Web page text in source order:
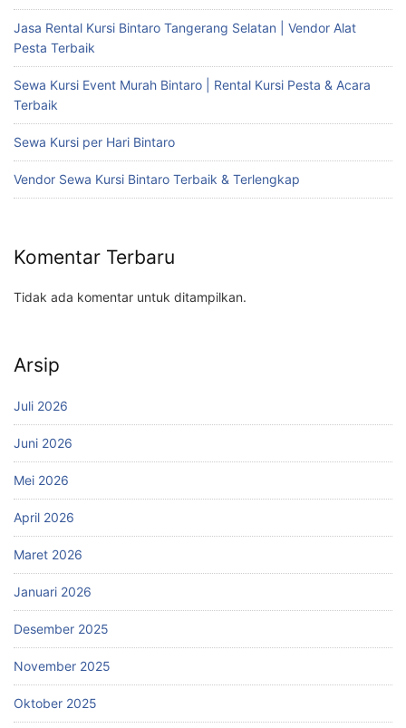
Jasa Rental Kursi Bintaro Tangerang Selatan | Vendor Alat
Pesta Terbaik
Sewa Kursi Event Murah Bintaro | Rental Kursi Pesta & Acara
Terbaik
Sewa Kursi per Hari Bintaro
Vendor Sewa Kursi Bintaro Terbaik & Terlengkap
Komentar Terbaru
Tidak ada komentar untuk ditampilkan.
Arsip
Juli 2026
Juni 2026
Mei 2026
April 2026
Maret 2026
Januari 2026
Desember 2025
November 2025
Oktober 2025